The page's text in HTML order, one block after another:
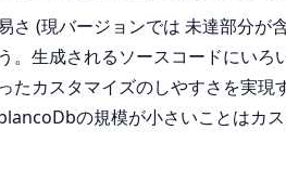
さ (現バージョンでは 未達部分
。生成されるソースコードにい
たカスタマイズのしやすさを実
の規模が小さいことはカ